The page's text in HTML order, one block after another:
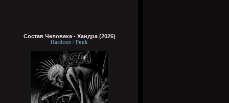
Состав Человека - Хандра (2026)
Hardcore / Punk